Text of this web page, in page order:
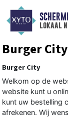
lokaal
Burger City
Burger City
Welkom op de
website kunt u
kunt uw bestelling
afrekenen. Wij